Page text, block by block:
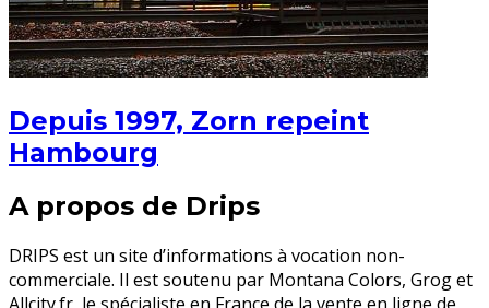
Depuis 1997, Zorn repeint
Hambourg
A propos de Drips
DRIPS est un site d’informations à vocation non-
commerciale. Il est soutenu par Montana Colors, Grog et
Allcity.fr, le spécialiste en France de la vente en ligne de